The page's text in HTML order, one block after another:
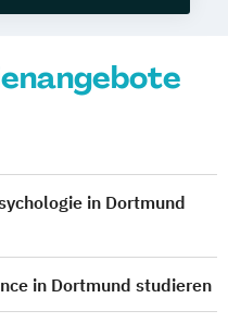
in Dortmund
in Dortmund studieren